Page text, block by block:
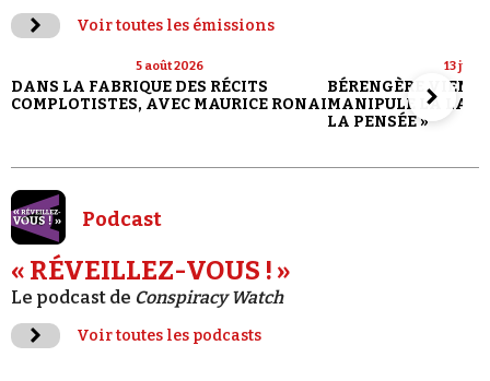
Voir toutes les émissions
5 août 2026
DANS LA FABRIQUE DES RÉCITS
COMPLOTISTES, AVEC MAURICE RONAI
13
BÉRENGÈRE
MANIPULE LA
LA PENSÉE »
Podcast
« RÉVEILLEZ-VOUS ! »
Le podcast de Conspiracy Watch
Voir toutes les podcasts